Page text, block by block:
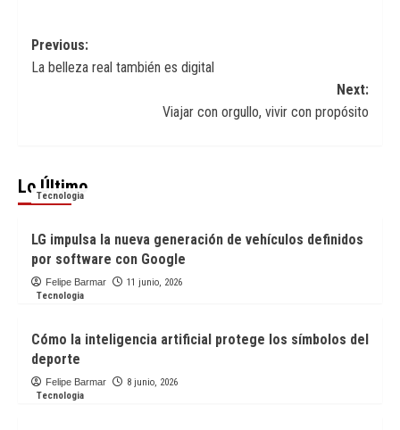
Post
navigation
Previous:
La belleza real también es digital
Next:
Viajar con orgullo, vivir con propósito
Lo Último
Tecnologia
LG impulsa la nueva generación de vehículos definidos
por software con Google
Felipe Barmar
11 junio, 2026
Tecnologia
Cómo la inteligencia artificial protege los símbolos del
deporte
Felipe Barmar
8 junio, 2026
Tecnologia